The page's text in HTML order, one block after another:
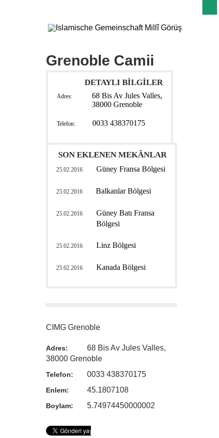
Grenoble Camii
DETAYLI BİLGİLER
Adres:
68 Bis Av Jules Valles,
38000 Grenoble
Telefon: 0033 438370175
SON EKLENEN MEKÂNLAR
25.02.2016 Güney Fransa Bölgesi
25.02.2016 Balkanlar Bölgesi
25.02.2016
Güney Batı Fransa
Bölgesi
25.02.2016 Linz Bölgesi
25.02.2016 Kanada Bölgesi
CIMG Grenoble
Adres:
68 Bis Av Jules Valles,
38000 Grenoble
Telefon: 0033 438370175
Enlem: 45.1807108
Boylam: 5.74974450000002